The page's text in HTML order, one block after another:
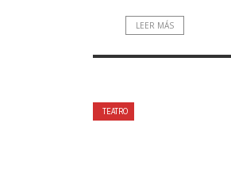
LEER MÁS
TEATRO